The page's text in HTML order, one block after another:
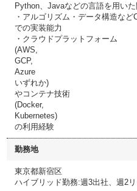
Python、Javaなどの言語を用い
・アルゴリズム・データ構造な
での実装能力
・クラウドプラットフォーム
(AWS,
GCP,
Azure
いずれか)
やコンテナ技術
(Docker,
Kubernetes)
の利用経験
勤務地
東京都新宿区
ハイブリッド勤務:週3出社、週2リ